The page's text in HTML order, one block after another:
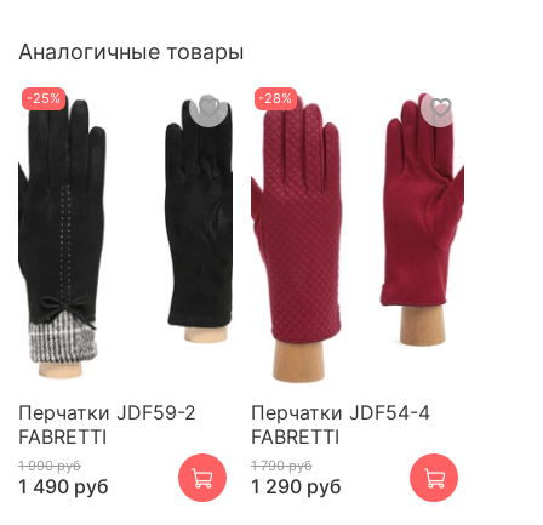
Аналогичные товары
-25%
Перчатки JDF59-2
FABRETTI
1 990 руб
1 490 руб
-28%
Перчатки JDF54-4
FABRETTI
1 790 руб
1 290 руб